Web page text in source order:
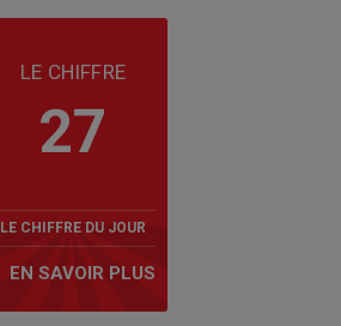
LE CHIFFRE
27
LE CHIFFRE DU JOUR
EN SAVOIR PLUS